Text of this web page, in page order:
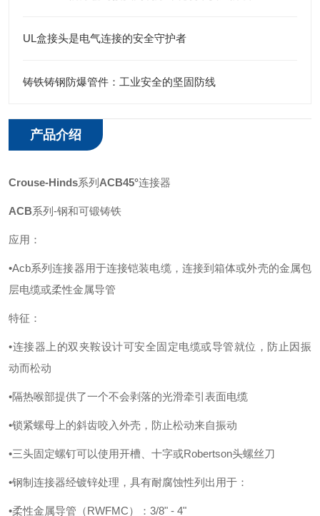
UL盒接头是电气连接的安全守护者
铸铁铸钢防爆管件：工业安全的坚固防线
产品介绍
Crouse-Hinds系列 ACB45°连接器
ACB系列 -钢和可锻铸铁
应用：
•Acb系列连接器用于连接铠装电缆，连接到箱体或外壳的金属包
层电缆或柔性金属导管
特征：
•连接器上的双夹鞍设计可安全固定电缆或导管就位，防止因振
动而松动
•隔热喉部提供了一个不会剥落的光滑牵引表面电缆
•锁紧螺母上的斜齿咬入外壳，防止松动来自振动
•三头固定螺钉可以使用开槽、十字或Robertson头螺丝刀
•钢制连接器经镀锌处理，具有耐腐蚀性列出用于：
•柔性金属导管（RWFMC）：3/8" - 4"